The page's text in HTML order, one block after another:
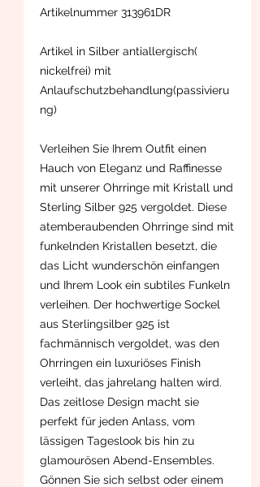
Artikelnummer 313961DR
Artikel in Silber antiallergisch(
nickelfrei) mit
Anlaufschutzbehandlung(passivieru
ng)
Verleihen Sie Ihrem Outfit einen
Hauch von Eleganz und Raffinesse
mit unserer Ohrringe mit Kristall und
Sterling Silber 925 vergoldet. Diese
atemberaubenden Ohrringe sind mit
funkelnden Kristallen besetzt, die
das Licht wunderschön einfangen
und Ihrem Look ein subtiles Funkeln
verleihen. Der hochwertige Sockel
aus Sterlingsilber 925 ist
fachmännisch vergoldet, was den
Ohrringen ein luxuriöses Finish
verleiht, das jahrelang halten wird.
Das zeitlose Design macht sie
perfekt für jeden Anlass, vom
lässigen Tageslook bis hin zu
glamourösen Abend-Ensembles.
Gönnen Sie sich selbst oder einem